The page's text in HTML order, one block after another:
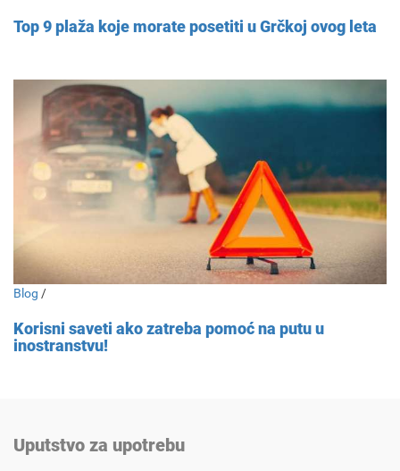
Top 9 plaža koje morate posetiti u Grčkoj ovog leta
Blog /
Korisni saveti ako zatreba pomoć na putu u
inostranstvu!
Uputstvo za upotrebu